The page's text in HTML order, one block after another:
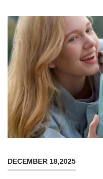
DECEMBER 18,2025